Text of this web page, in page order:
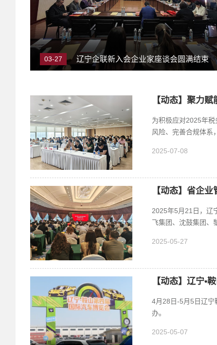
03-27 辽宁企联新入会企业家座谈会圆满结束
为积极应对2025年
风险、完善合规体系
2025-07-08
【动态】省企
2025年5月21日，辽
飞集团、沈鼓集团、
2025-05-27
【动态】辽宁•
4月28日-5月5日辽宁
办。
2025-05-07